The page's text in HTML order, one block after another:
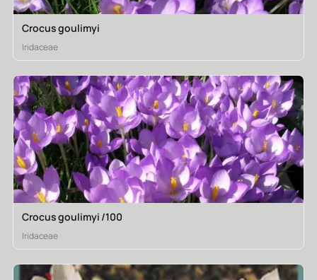
Crocus goulimyi
Iridaceae
Crocus goulimyi /100
Iridaceae